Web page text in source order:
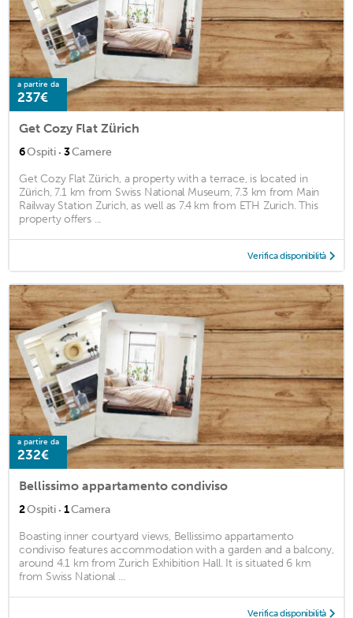
a partire da
237€
Get Cozy Flat Zürich
6Ospiti · 3Camere
Get Cozy Flat Zürich, a property with a terrace, is located in
Zürich, 7.1 km from Swiss National Museum, 7.3 km from Main
Railway Station Zurich, as well as 7.4 km from ETH Zurich. This
property offers ...
Verifica disponibilità
a partire da
232€
Bellissimo appartamento condiviso
2Ospiti · 1Camera
Boasting inner courtyard views, Bellissimo appartamento
condiviso features accommodation with a garden and a balcony,
around 4.1 km from Zurich Exhibition Hall. It is situated 6 km
from Swiss National ...
Verifica disponibilità